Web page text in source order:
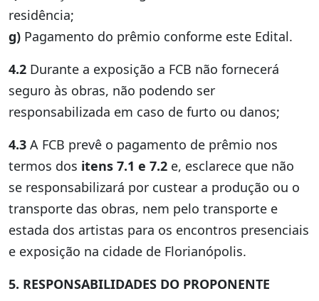
residência;
g) Pagamento do prêmio conforme este Edital.
4.2 Durante a exposição a FCB não fornecerá
seguro às obras, não podendo ser
responsabilizada em caso de furto ou danos;
4.3 A FCB prevê o pagamento de prêmio nos
termos dos itens 7.1 e 7.2 e, esclarece que não
se responsabilizará por custear a produção ou o
transporte das obras, nem pelo transporte e
estada dos artistas para os encontros presenciais
e exposição na cidade de Florianópolis.
5. RESPONSABILIDADES DO PROPONENTE